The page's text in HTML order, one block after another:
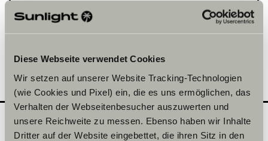
Diese Webseite verwendet Cookies
Wir setzen auf unserer Website Tracking-Technologien
(wie Cookies und Pixel) ein, die es uns ermöglichen, das
Verhalten der Webseitenbesucher auszuwerten und
unsere Reichweite zu messen. Ebenso haben wir Inhalte
Dritter auf der Website eingebettet, die ihren Sitz in den